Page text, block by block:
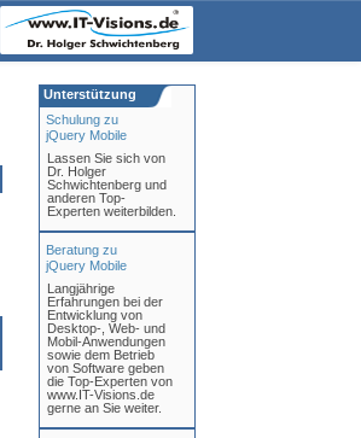
Schulung zu
jQuery Mobile
Lassen Sie sich von
Dr. Holger
Schwichtenberg und
anderen Top-
Experten weiterbilden.
Beratung zu
jQuery Mobile
Langjährige
Erfahrungen bei der
Entwicklung von
Desktop-, Web- und
Mobil-Anwendungen
sowie dem Betrieb
von Software geben
die Top-Experten von
www.IT-Visions.de
gerne an Sie weiter.
Unterstützung